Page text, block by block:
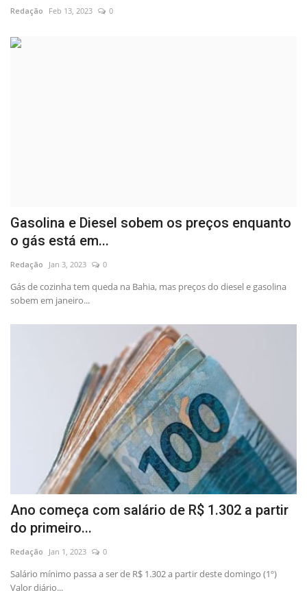
Redação Feb 13, 2023 0
Gasolina e Diesel sobem os preços enquanto
o gás está em...
Redação Jan 3, 2023 0
Gás de cozinha tem queda na Bahia, mas preços do diesel e gasolina
sobem em janeiro...
Ano começa com salário de R$ 1.302 a partir
do primeiro...
Redação Jan 1, 2023 0
Salário mínimo passa a ser de R$ 1.302 a partir deste domingo (1º)
Valor diário...